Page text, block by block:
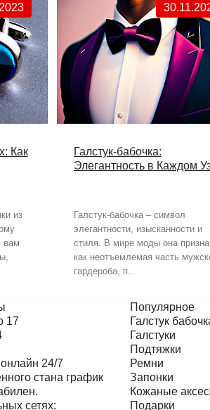
Как
из
вам
Галстук-бабочка:
Элегантность в Каждом
Галстук-бабочка – символ
элегантности, изысканности и
стиля. В мире моды она
как неотъемлемая часть
гардероба, п..
17
24/7
стана график
сетях:
Популярное
Галстук
Галстуки
Подтяжки
Ремни
Запонки
Кожаные
Подарки